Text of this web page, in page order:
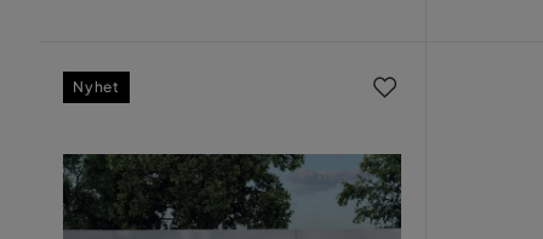
Nyhet